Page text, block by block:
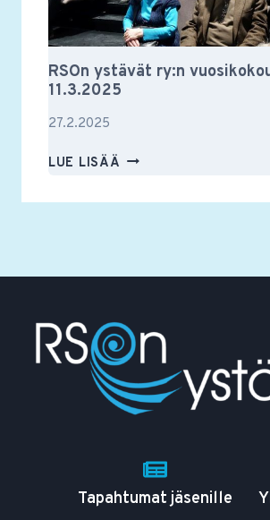
RSOn ystävät ry:n
11.3.2025
27.2.2025
LUE LISÄÄ RSON
RY:N
Tapahtumat jäsenille